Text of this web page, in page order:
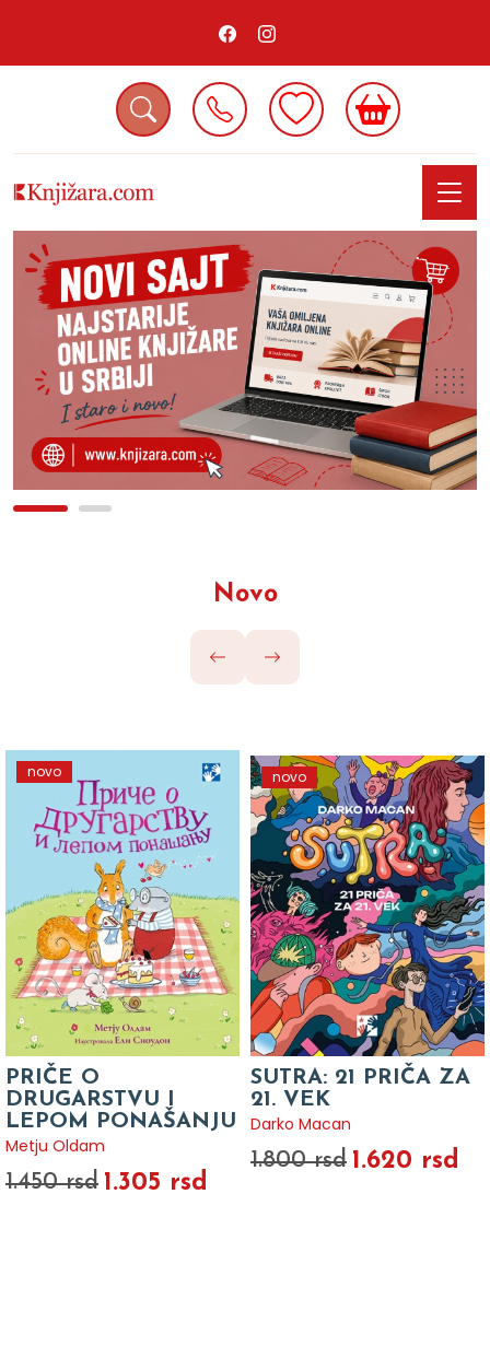
Novo
novo
PRIČE O
DRUGARSTVU I
LEPOM PONAŠANJU
Metju Oldam
1.450 rsd 1.305 rsd
novo
SUTRA: 21 PRIČA ZA
21. VEK
Darko Macan
1.800 rsd 1.620 rsd